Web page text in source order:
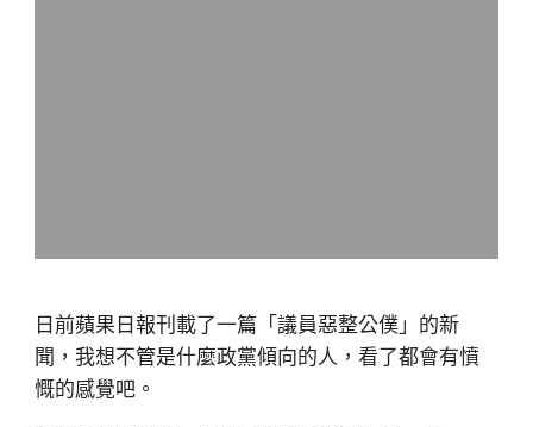
日前蘋果日報刊載了一篇「議員惡整公僕」的新
聞，我想不管是什麼政黨傾向的人，看了都會有憤
慨的感覺吧。